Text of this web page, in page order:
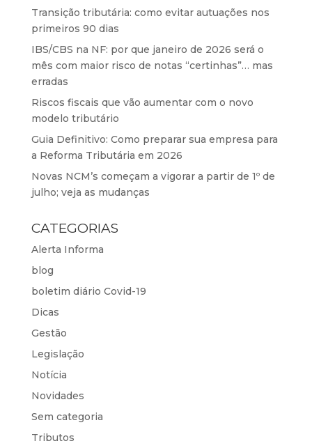
Transição tributária: como evitar autuações nos
primeiros 90 dias
IBS/CBS na NF: por que janeiro de 2026 será o
mês com maior risco de notas “certinhas”… mas
erradas
Riscos fiscais que vão aumentar com o novo
modelo tributário
Guia Definitivo: Como preparar sua empresa para
a Reforma Tributária em 2026
Novas NCM’s começam a vigorar a partir de 1º de
julho; veja as mudanças
CATEGORIAS
Alerta Informa
blog
boletim diário Covid-19
Dicas
Gestão
Legislação
Notícia
Novidades
Sem categoria
Tributos